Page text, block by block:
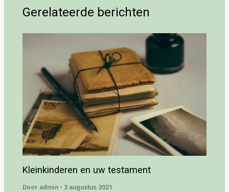
Gerelateerde berichten
Kleinkinderen en uw testament
Door admin • 3 augustus 2021